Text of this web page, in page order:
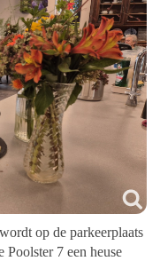
op de parkeerplaats
7 een heuse